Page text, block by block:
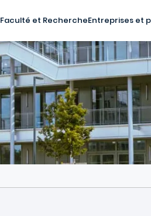
Faculté et RechercheEntreprises et